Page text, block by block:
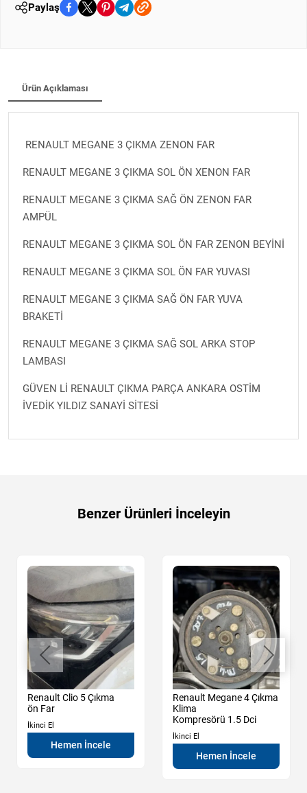
Paylaş
Ürün Açıklaması
RENAULT MEGANE 3 ÇIKMA ZENON FAR
RENAULT MEGANE 3 ÇIKMA SOL ÖN XENON FAR
RENAULT MEGANE 3 ÇIKMA SAĞ ÖN ZENON FAR
AMPÜL
RENAULT MEGANE 3 ÇIKMA SOL ÖN FAR ZENON BEYİNİ
RENAULT MEGANE 3 ÇIKMA SOL ÖN FAR YUVASI
RENAULT MEGANE 3 ÇIKMA SAĞ ÖN FAR YUVA
BRAKETİ
RENAULT MEGANE 3 ÇIKMA SAĞ SOL ARKA STOP
LAMBASI
GÜVEN Lİ RENAULT ÇIKMA PARÇA ANKARA OSTİM
İVEDİK YILDIZ SANAYİ SİTESİ
Benzer Ürünleri İnceleyin
Renault Clio 5 Çıkma
ön Far
İkinci El
Hemen İncele
Renault Megane 4 Çıkma
Klima
Kompresörü 1.5 Dci
İkinci El
Hemen İncele